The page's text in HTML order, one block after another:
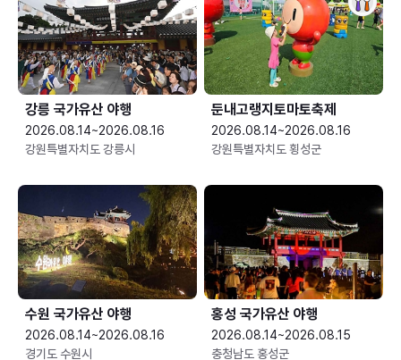
강릉 국가유산 야행
2026.08.14~2026.08.16
강원특별자치도 강릉시
둔내고랭지토마토축제
2026.08.14~2026.08.16
강원특별자치도 횡성군
수원 국가유산 야행
2026.08.14~2026.08.16
경기도 수원시
홍성 국가유산 야행
2026.08.14~2026.08.15
충청남도 홍성군